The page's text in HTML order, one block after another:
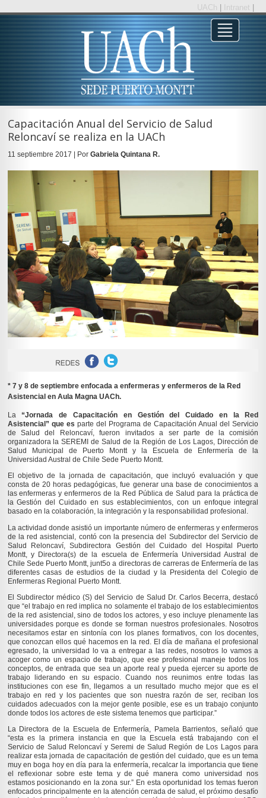
UACh Intranet
Capacitación Anual del Servicio de Salud
Reloncaví se realiza en la UACh
11 septiembre 2017 | Por Gabriela Quintana R.
* 7 y 8 de septiembre enfocada a enfermeras y enfermeros de la Red
Asistencial en Aula Magna UACh.
La “Jornada de Capacitación en Gestión del Cuidado en la Red
Asistencial” que es parte del Programa de Capacitación Anual del Servicio
de Salud del Reloncaví, fueron invitados a ser parte de la comisión
organizadora la SEREMI de Salud de la Región de Los Lagos, Dirección de
Salud Municipal de Puerto Montt y la Escuela de Enfermería de la
Universidad Austral de Chile Sede Puerto Montt.
El objetivo de la jornada de capacitación, que incluyó evaluación y que
consta de 20 horas pedagógicas, fue generar una base de conocimientos a
las enfermeras y enfermeros de la Red Pública de Salud para la práctica de
la Gestión del Cuidado en sus establecimientos, con un enfoque integral
basado en la colaboración, la integración y la responsabilidad profesional.
La actividad donde asistió un importante número de enfermeras y enfermeros
de la red asistencial, contó con la presencia del Subdirector del Servicio de
Salud Reloncaví, Subdirectora Gestión del Cuidado del Hospital Puerto
Montt, y Directora(s) de la escuela de Enfermería Universidad Austral de
Chile Sede Puerto Montt, junt5o a directoras de carreras de Enfermería de las
diferentes casas de estudios de la ciudad y la Presidenta del Colegio de
Enfermeras Regional Puerto Montt.
El Subdirector médico (S) del Servicio de Salud Dr. Carlos Becerra, destacó
que “el trabajo en red implica no solamente el trabajo de los establecimientos
de la red asistencial, sino de todos los actores, y eso incluye plenamente las
universidades porque es donde se forman nuestros profesionales. Nosotros
necesitamos estar en sintonía con los planes formativos, con los docentes,
que conozcan ellos qué hacemos en la red. El día de mañana el profesional
egresado, la universidad lo va a entregar a las redes, nosotros lo vamos a
acoger como un espacio de trabajo, que ese profesional maneje todos los
conceptos, de entrada que sea un aporte real y pueda ejercer su aporte de
trabajo liderando en su espacio. Cuando nos reunimos entre todas las
instituciones con ese fin, llegamos a un resultado mucho mejor que es el
trabajo en red y los pacientes que son nuestra razón de ser, reciban los
cuidados adecuados con la mejor gente posible, ese es un trabajo conjunto
donde todos los actores de este sistema tenemos que participar.”
La Directora de la Escuela de Enfermería, Pamela Barrientos, señaló que
“esta es la primera instancia en que la Escuela está trabajando con el
Servicio de Salud Reloncaví y Seremi de Salud Región de Los Lagos para
realizar esta jornada de capacitación de gestión del cuidado, que es un tema
muy en boga hoy en día para la enfermería, recalcar la importancia que tiene
el reflexionar sobre este tema y de qué manera como universidad nos
estamos posicionando en la zona sur.” En esta oportunidad los temas fueron
enfocados principalmente en la atención cerrada de salud, el próximo desafío